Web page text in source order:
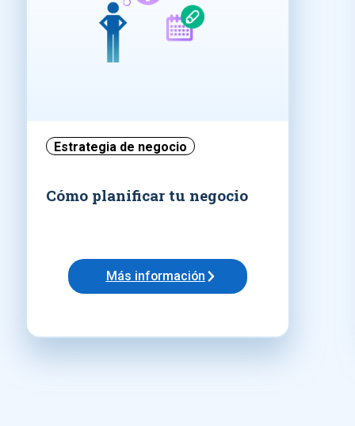
Estrategia de negocio
Cómo planificar tu negocio
Más información